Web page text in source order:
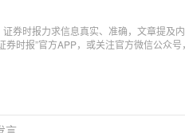
证券时报力求信息真实、准确，文章提及
券时报”官方APP，或关注官方微信公众